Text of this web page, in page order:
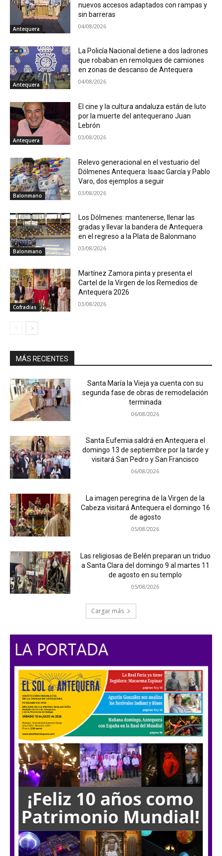
Antequera
nuevos accesos adaptados con rampas y
sin barreras
04/08/2026
Antequera
La Policía Nacional detiene a dos ladrones
que robaban en remolques de camiones
en zonas de descanso de Antequera
04/08/2026
Antequera
El cine y la cultura andaluza están de luto
por la muerte del antequerano Juan
Lebrón
03/08/2026
Balonmano
Relevo generacional en el vestuario del
Dólmenes Antequera: Isaac García y Pablo
Varo, dos ejemplos a seguir
03/08/2026
Balonmano
Los Dólmenes: mantenerse, llenar las
gradas y llevar la bandera de Antequera
en el regreso a la Plata de Balonmano
03/08/2026
Cofradías
Martínez Zamora pinta y presenta el
Cartel de la Virgen de los Remedios de
Antequera 2026
03/08/2026
MÁS RECIENTES
Santa María la Vieja ya cuenta con su
segunda fase de obras de remodelación
terminada
06/08/2026
Santa Eufemia saldrá en Antequera el
domingo 13 de septiembre por la tarde y
visitará San Pedro y San Francisco
06/08/2026
La imagen peregrina de la Virgen de la
Cabeza visitará Antequera el domingo 16
de agosto
05/08/2026
Las religiosas de Belén preparan un triduo
a Santa Clara del domingo 9 al martes 11
de agosto en su templo
05/08/2026
Cargar más